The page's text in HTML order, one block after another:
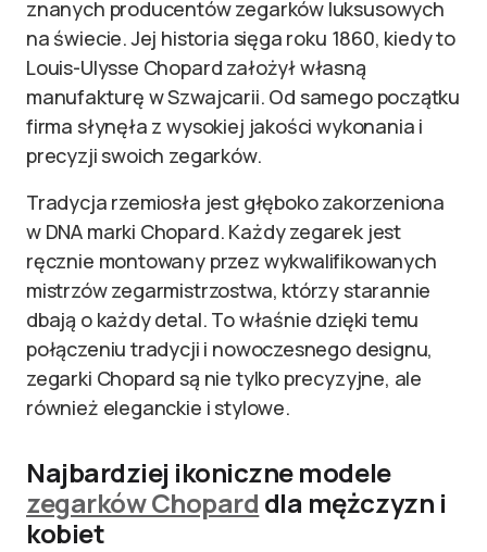
znanych producentów zegarków luksusowych
na świecie. Jej historia sięga roku 1860, kiedy to
Louis-Ulysse Chopard założył własną
manufakturę w Szwajcarii. Od samego początku
firma słynęła z wysokiej jakości wykonania i
precyzji swoich zegarków.
Tradycja rzemiosła jest głęboko zakorzeniona
w DNA marki Chopard. Każdy zegarek jest
ręcznie montowany przez wykwalifikowanych
mistrzów zegarmistrzostwa, którzy starannie
dbają o każdy detal. To właśnie dzięki temu
połączeniu tradycji i nowoczesnego designu,
zegarki Chopard są nie tylko precyzyjne, ale
również eleganckie i stylowe.
Najbardziej ikoniczne modele
zegarków Chopard dla mężczyzn i
kobiet